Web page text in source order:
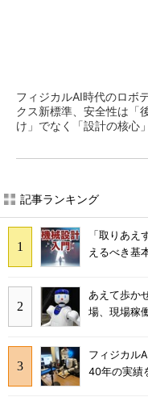
フィジカルAI時代のロボ
クス新標準、安全性は「
け」でなく「設計の核心」
記事ランキング
「取りあ
えるべき基
あえて歩か
場、現場稼
フィジカル
40年の実績